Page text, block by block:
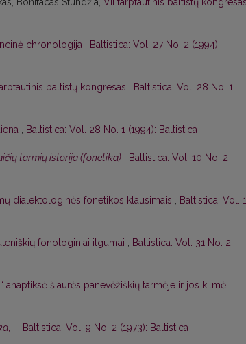
Bonifacas Stundžia, VII tarptautinis baltistų
chronologija , Baltistica: Vol. 27 No. 2 (1994):
baltistų kongresas , Baltistica: Vol. 28 No. 1
, Baltistica: Vol. 28 No. 1 (1994): Baltistica
tarmių istorija (fonetika) , Baltistica: Vol. 10 No. 2
dialektologinės fonetikos klausimais , Baltistica: Vol.
fonologiniai ilgumai , Baltistica: Vol. 31 No. 2
anaptiksė šiaurės panevėžiškių tarmėje ir jos kilmė ,
, I , Baltistica: Vol. 9 No. 2 (1973): Baltistica